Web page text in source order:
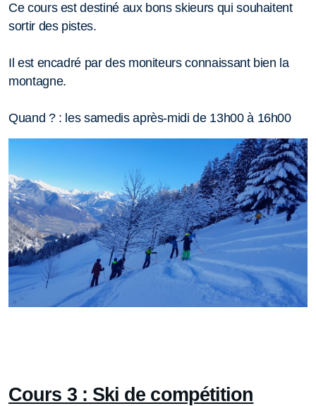
Ce cours est destiné aux bons skieurs qui souhaitent
sortir des pistes.
Il est encadré par des moniteurs connaissant bien la
montagne.
Quand ? : les samedis après-midi de 13h00 à 16h00
Cours 3 : Ski de compétition